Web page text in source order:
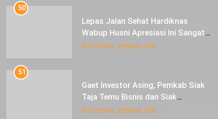
50
Lepas Jalan Sehat Hardiknas
Wabup Husni Apresiasi Ini Sangat
Luar Biasa
INFOTORIAL PEMKAB SIAK
51
Gaet Investor Asing, Pemkab Siak
Taja Temu Bisnis dan Siak
Expoversary 2024
INFOTORIAL PEMKAB SIAK